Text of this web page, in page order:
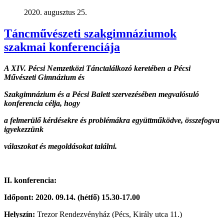
2020. augusztus 25.
Táncművészeti szakgimnáziumok
szakmai konferenciája
A XIV. Pécsi Nemzetközi Tánctalálkozó keretében a Pécsi
Művészeti Gimnázium és
Szakgimnázium és a Pécsi Balett szervezésében megvalósuló
konferencia célja, hogy
a felmerülő kérdésekre és problémákra együttműködve, összefogva
igyekezzünk
válaszokat és megoldásokat találni.
II. konferencia:
Időpont: 2020. 09.14. (hétfő) 15.30-17.00
Helyszín: Trezor Rendezvényház (Pécs, Király utca 11.)